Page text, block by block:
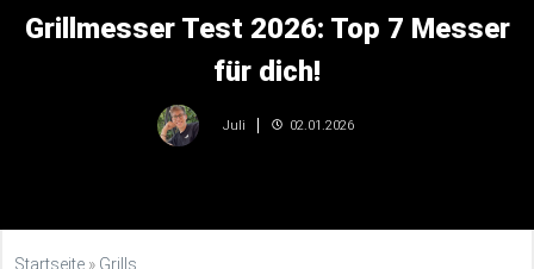
Grillmesser Test 2026: Top 7 Messer
für dich!
Juli 02.01.2026
Startseite » Grills